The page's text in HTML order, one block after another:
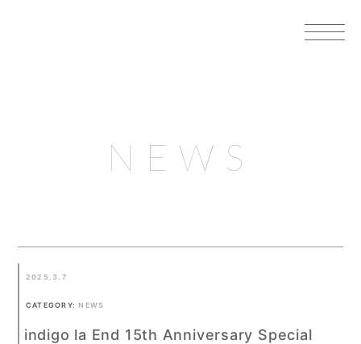
NEWS
2025.3.7
CATEGORY: NEWS
indigo la End 15th Anniversary Special